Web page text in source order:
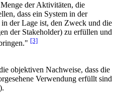
der Aktivitäten, die
dass ein System in der
der Lage ist, den Zweck und die
der Stakeholder) zu erfüllen und
[3]
objektiven Nachweise, dass die
Verwendung erfüllt sind